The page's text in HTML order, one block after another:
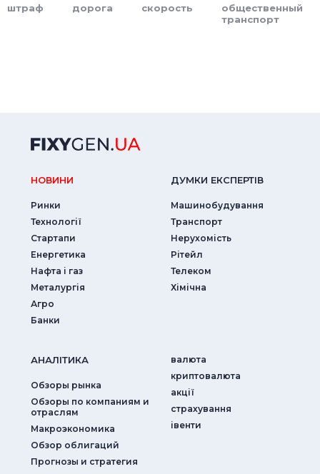
штраф дорога скорость
общественный
транспорт
НОВИНИ
Ринки
Технології
Стартапи
Енергетика
Нафта і газ
Металургія
Агро
Банки
ДУМКИ ЕКСПЕРТIВ
Машинобудування
Транспорт
Нерухомість
Рітейл
Телеком
Хімічна
АНАЛIТИКА
Обзоры рынка
Обзоры по компаниям и
отраслям
Макроэкономика
Обзор облигаций
Прогнозы и стратегия
валюта
криптовалюта
акції
страхування
iвенти